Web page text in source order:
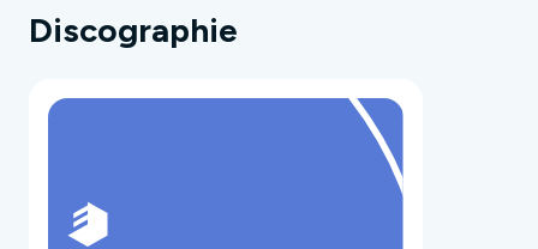
Discographie